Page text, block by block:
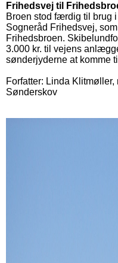
Frihedsvej til
Broen stod færdig til brug
Sogneråd Frihedsvej,
Frihedsbroen.
3.000 kr. til vejens
sønderjyderne at komme
Forfatter: Linda
Sønderskov